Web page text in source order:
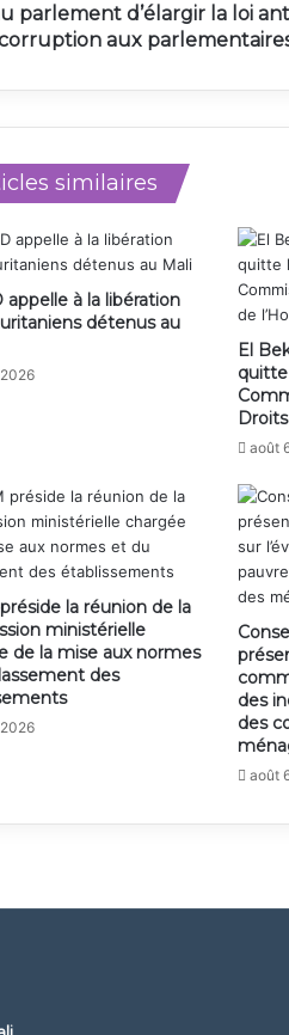
parlement d’élargir la loi
aux
similaires
appelle à la libération
détenus au
El
quitte
août
la réunion de la
ministérielle
de la mise aux normes
des
des
des
août